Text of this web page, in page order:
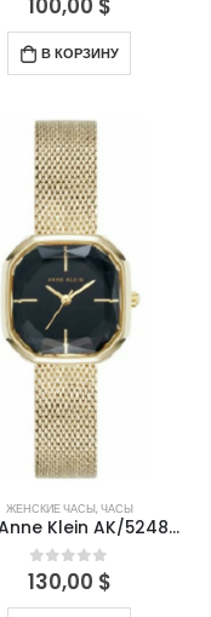
100,00 $
В КОРЗИНУ
ЖЕНСКИЕ ЧАСЫ,ЧАСЫ
Часы Anne Klein AK/5248BKGB
0out of 5
130,00 $